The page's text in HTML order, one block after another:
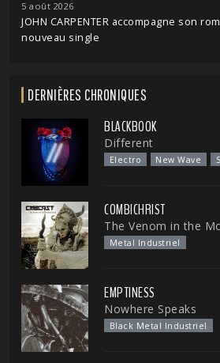
5 août 2026
JOHN CARPENTER accompagne son
nouveau single
DERNIÈRES CHRONIQUES
BLACKBOOK
Different
Electro New Wave
COMBICHRIST
The Venom in the
Metal Industriel
EMPTINESS
Nowhere Speaks
Black Metal Industriel